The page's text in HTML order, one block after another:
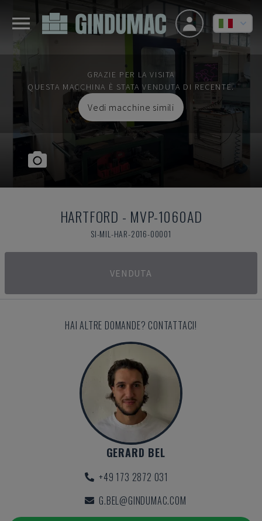
GRAZIE PER LA VISITA
QUESTA MACCHINA È STATA VENDUTA DI RECENTE.
Vedi macchine simili
HARTFORD - MVP-1060AD
SI-MIL-HAR-2016-00001
VENDUTA
HAI ALTRE DOMANDE? CONTATTACI!
GERARD BEL
+49 173 2872 031
G.BEL@GINDUMAC.COM